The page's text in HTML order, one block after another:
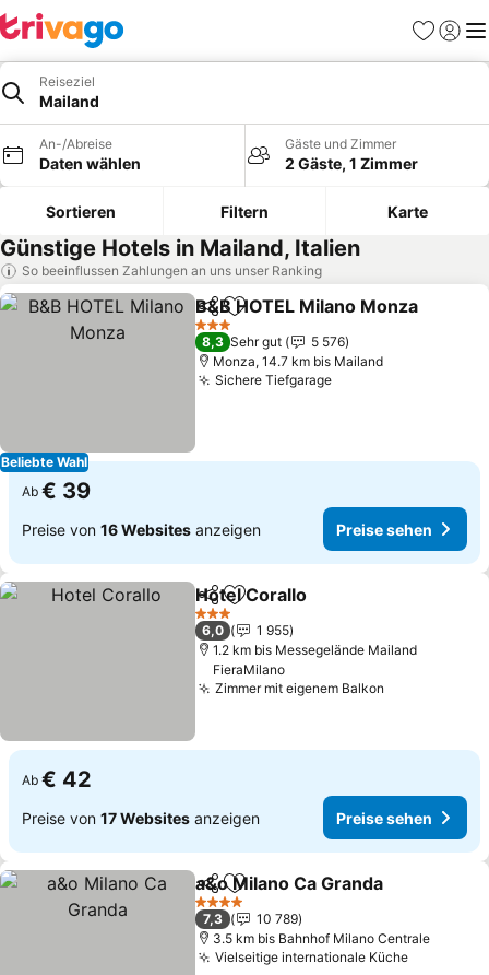
Favoriten
Reiseziel
Mailand
An-/Abreise
Daten wählen
Gäste und Zimmer
2 Gäste, 1 Zimmer
Sortieren Filtern Karte
Günstige Hotels in Mailand, Italien
So beeinflussen Zahlungen an uns unser Ranking
Beliebte Wahl
TeilenZu Favoriten hinzufügen
B&B HOTEL Milano Monza
3 Sterne
8,3 Sehr gut
5 576
Monza, 14.7 km bis Mailand
Sichere TiefgaragePreise sehen
Ab € 39
Preise von 16 Websites anzeigen Preise sehen
TeilenZu Favoriten hinzufügen
Hotel Corallo
3 Sterne
6,0
1 955
1.2 km bis Messegelände Mailand
FieraMilano
Zimmer mit eigenem Balkon
Ab € 42
Preise von 17 Websites anzeigen Preise sehen
TeilenZu Favoriten hinzufügen
a&o Milano Ca Granda
4 Sterne
7,3
10 789
3.5 km bis Bahnhof Milano Centrale
Vielseitige internationale KüchePreise